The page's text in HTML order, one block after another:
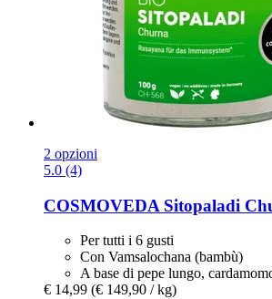
2 opzioni
5.0 (4)
COSMOVEDA Sitopaladi
Per tutti i 6 gusti
Con Vamsalochana (bambù)
A base di pepe lungo,
€ 14,99 (€ 149,90 / kg)